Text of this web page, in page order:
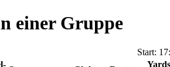
einer Gruppe
Start: